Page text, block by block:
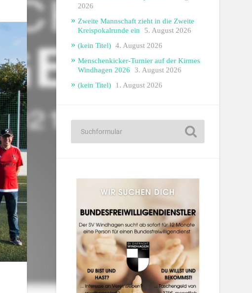
2026
Zweite Mannschaft zieht in die Zweite
Kreispokalrunde ein
5. August 2026
(kein Titel) 4. August 2026
Menschenkicker-Turnier auf der Kirmes
Windhagen 2026 3. August 2026
(kein Titel) 1. August 2026